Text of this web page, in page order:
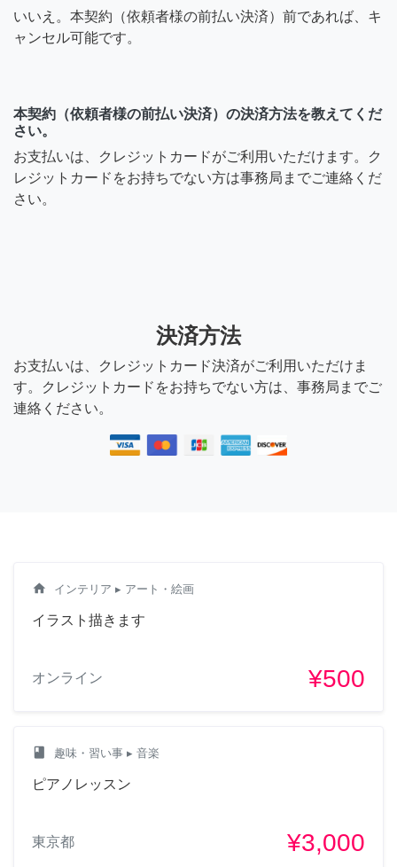
いいえ。本契約（依頼者様の前払い決済）前であれば、キ
ャンセル可能です。
本契約（依頼者様の前払い決済）の決済方法を教えてくだ
さい。
お支払いは、クレジットカードがご利用いただけます。ク
レジットカードをお持ちでない方は事務局までご連絡くだ
さい。
決済方法
お支払いは、クレジットカード決済がご利用いただけま
す。クレジットカードをお持ちでない方は、事務局までご
連絡ください。
home インテリア ▸ アート・絵画
イラスト描きます
オンライン ¥500
class 趣味・習い事 ▸ 音楽
ピアノレッスン
東京都 ¥3,000